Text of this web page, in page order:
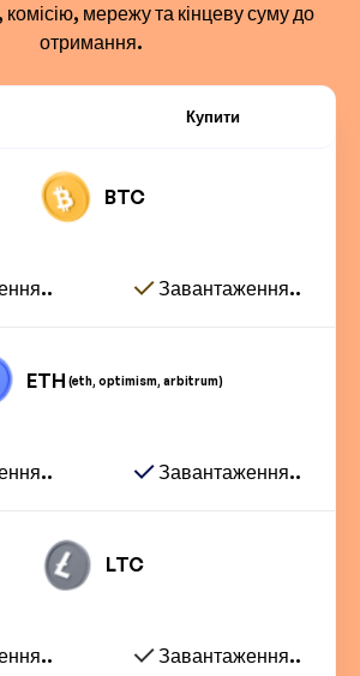
мережу та кінцеву суму до
отримання.
Купити
BTC
Завантаження..
ETH (eth, optimism, arbitrum)
Завантаження..
LTC
Завантаження..